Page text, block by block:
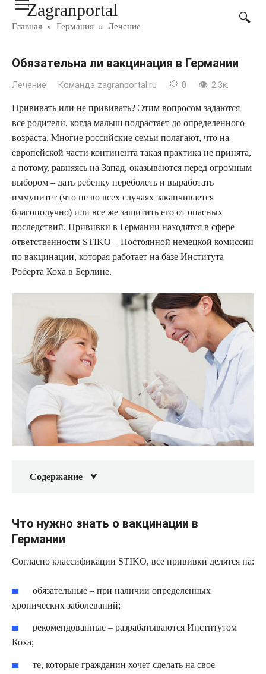
ПерейтиZagranportal
Главная » Германия » Лечение
Обязательна ли вакцинация в Германии
Лечение Команда zagranportal.ru 0 2.3к.
Прививать или не прививать? Этим вопросом задаются
все родители, когда малыш подрастает до определенного
возраста. Многие российские семьи полагают, что на
европейской части континента такая практика не принята,
а потому, равняясь на Запад, оказываются перед огромным
выбором – дать ребенку переболеть и выработать
иммунитет (что не во всех случаях заканчивается
благополучно) или все же защитить его от опасных
последствий. Прививки в Германии находятся в сфере
ответственности STIKO – Постоянной немецкой комиссии
по вакцинации, которая работает на базе Института
Роберта Коха в Берлине.
Содержание
Что нужно знать о вакцинации в
Германии
Согласно классификации STIKO, все прививки делятся на:
обязательные – при наличии определенных
хронических заболеваний;
рекомендованные – разрабатываются Институтом
Коха;
те, которые гражданин хочет сделать на свое